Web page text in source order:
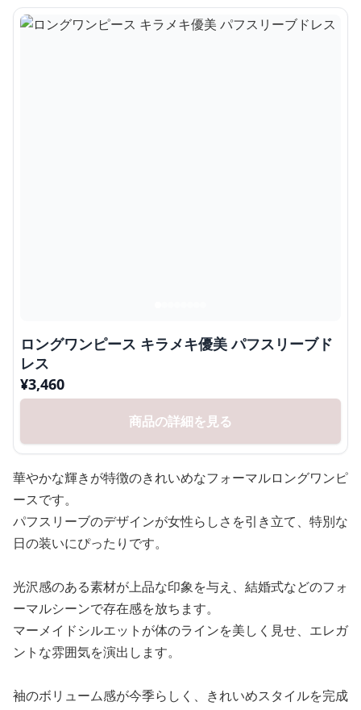
ロングワンピース キラメキ優美 パフスリーブド
レス
¥3,460
商品の詳細を見る
華やかな輝きが特徴のきれいめなフォーマルロングワンピ
ースです。
パフスリーブのデザインが女性らしさを引き立て、特別な
日の装いにぴったりです。
光沢感のある素材が上品な印象を与え、結婚式などのフォ
ーマルシーンで存在感を放ちます。
マーメイドシルエットが体のラインを美しく見せ、エレガ
ントな雰囲気を演出します。
袖のボリューム感が今季らしく、きれいめスタイルを完成